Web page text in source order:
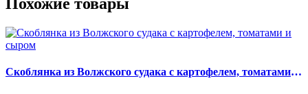
Скоблянка из Волжского судака с картофелем, томатами и сыром